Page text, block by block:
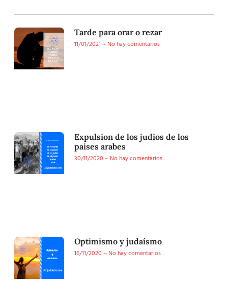
Tarde para orar o rezar
11/01/2021
No hay comentarios
Expulsion de los judios de los
paises arabes
30/11/2020
No hay comentarios
Optimismo y judaísmo
16/11/2020
No hay comentarios